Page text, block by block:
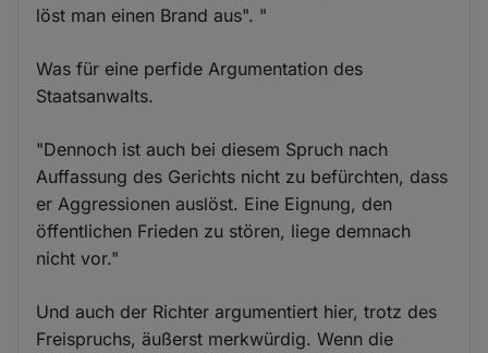
löst man einen Brand aus". "
Was für eine perfide Argumentation des
Staatsanwalts.
"Dennoch ist auch bei diesem Spruch nach
Auffassung des Gerichts nicht zu befürchten, dass
er Aggressionen auslöst. Eine Eignung, den
öffentlichen Frieden zu stören, liege demnach
nicht vor."
Und auch der Richter argumentiert hier, trotz des
Freispruchs, äußerst merkwürdig. Wenn die